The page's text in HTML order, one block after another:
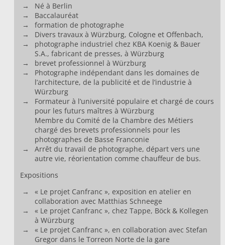
Né à Berlin
Baccalauréat
formation de photographe
Divers travaux à Würzburg, Cologne et Offenbach,
photographe industriel chez KBA Koenig & Bauer
S.A., fabricant de presses, à Würzburg
brevet professionnel à Würzburg
Photographe indépendant dans les domaines de
l’architecture, de la publicité et de l’industrie à
Würzburg
Formateur à l’université populaire et chargé de cours
pour les futurs maîtres à Würzburg
Membre du Comité de la Chambre des Métiers
chargé des brevets professionnels pour les
photographes de Basse Franconie
Arrêt du travail de photographe, départ vers une
autre vie, réorientation comme chauffeur de bus.
Expositions
« Le projet Canfranc », exposition en atelier en
collaboration avec Matthias Schneege
« Le projet Canfranc », chez Tappe, Böck & Kollegen
à Würzburg
« Le projet Canfranc », en collaboration avec Stefan
Gregor dans le Torreon Norte de la gare